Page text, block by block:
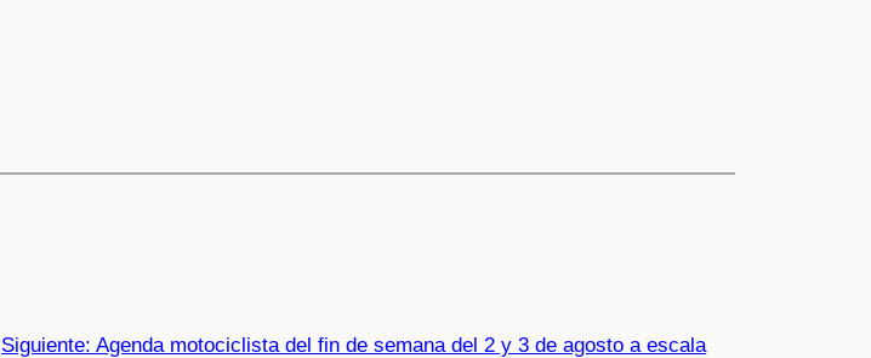
Siguiente:Agenda motociclista del fin de semana del 2 y 3 de agosto a escala